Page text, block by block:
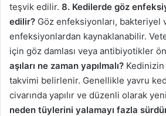
teşvik edilir. 8. Kedilerde göz
edilir? Göz enfeksiyonları, bakteriyel
enfeksiyonlardan kaynaklanabilir.
için göz damlası veya antibiyotikler
aşıları ne zaman yapılmalı? Kedinizin
takvimi belirlenir. Genellikle yavru
civarında yapılır ve düzenli olarak
neden tüylerini yalamayı fazla